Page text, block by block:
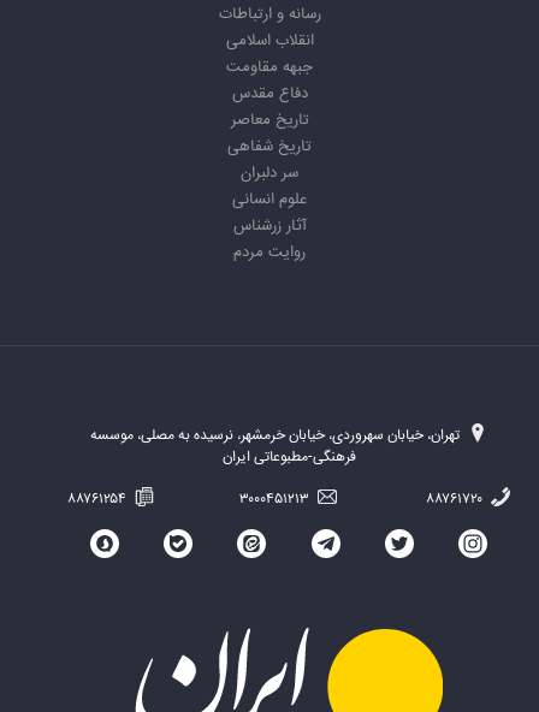
رسانه و ارتباطات
انقلاب اسلامی
جبهه مقاومت
دفاع مقدس
تاریخ معاصر
تاریخ شفاهی
سر دلبران
علوم انسانی
آثار زرشناس
روایت مردم
تهران، خیابان سهروردی، خیابان خرمشهر، نرسیده به مصلی، موسسه
فرهنگی-مطبوعاتی ایران